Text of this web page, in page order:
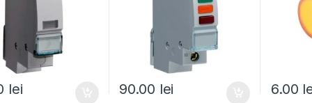
lei 90.00 lei 6.00